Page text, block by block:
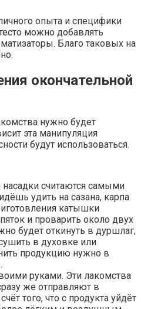
опыта и специфики
можно добавлять
Благо таковых на
окончательной
нужно будет
эта манипуляция
будут использоваться.
считаются самыми
удить на сазана, карпа
катышки
и проварить около двух
будет откинуть в дуршлаг,
в духовке или
продукцию нужно в
руками. Эти лакомства
же отправляют в
того, что с продукта уйдёт